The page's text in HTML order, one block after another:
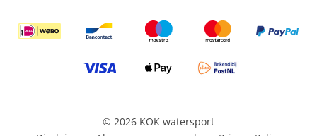
© 2026 KOK watersport